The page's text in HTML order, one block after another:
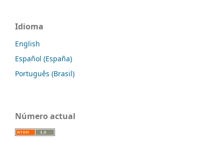
Idioma
English
Español (España)
Português (Brasil)
Número actual